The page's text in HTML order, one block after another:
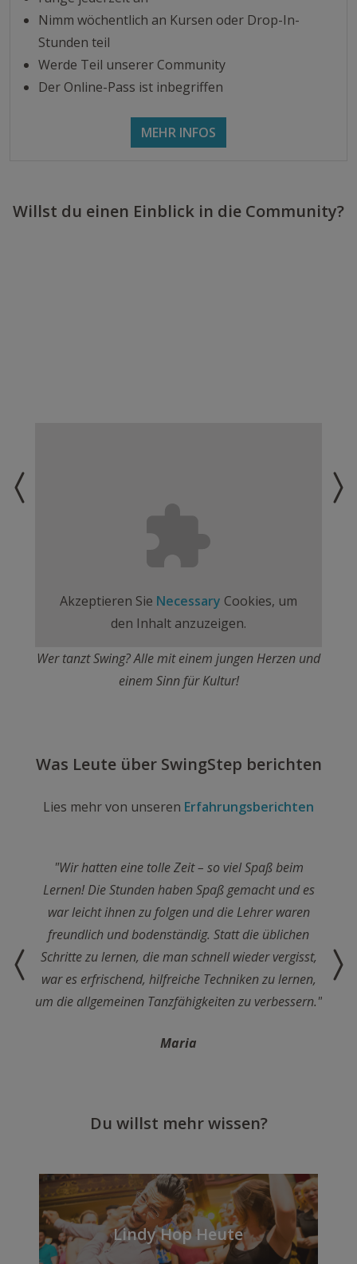
Nimm wöchentlich an Kursen oder Drop-In-
Stunden teil
Werde Teil unserer Community
Der Online-Pass ist inbegriffen
MEHR INFOS
Willst du einen Einblick in die Community?
Akzeptieren Sie Necessary Cookies, um
den Inhalt anzuzeigen.
Wer tanzt Swing? Alle mit einem jungen Herzen und
einem Sinn für Kultur!
Was Leute über SwingStep berichten
Lies mehr von unseren Erfahrungsberichten
Wir hatten eine tolle Zeit – so viel Spaß beim
Lernen! Die Stunden haben Spaß gemacht und es
war leicht ihnen zu folgen und die Lehrer waren
freundlich und bodenständig. Statt die üblichen
Schritte zu lernen, die man schnell wieder vergisst,
war es erfrischend, hilfreiche Techniken zu lernen,
um die allgemeinen Tanzfähigkeiten zu verbessern.
Maria
Du willst mehr wissen?
Lindy Hop Heute